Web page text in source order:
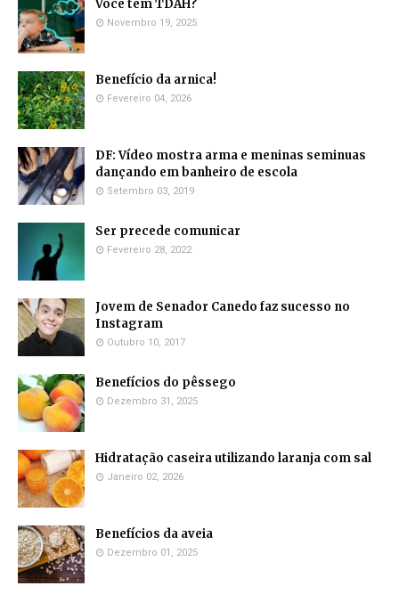
Voce tem TDAH?
Novembro 19, 2025
Benefício da arnica!
Fevereiro 04, 2026
DF: Vídeo mostra arma e meninas seminuas
dançando em banheiro de escola
Setembro 03, 2019
Ser precede comunicar
Fevereiro 28, 2022
Jovem de Senador Canedo faz sucesso no
Instagram
Outubro 10, 2017
Benefícios do pêssego
Dezembro 31, 2025
Hidratação caseira utilizando laranja com sal
Janeiro 02, 2026
Benefícios da aveia
Dezembro 01, 2025